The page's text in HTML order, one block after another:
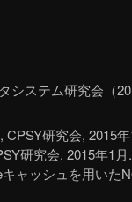
システム研究会（
研究会, 2015
研究会, 2015年1月.
ャッシュを用いた